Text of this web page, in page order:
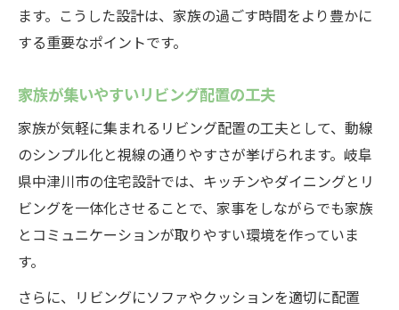
ます。こうした設計は、家族の過ごす時間をより豊かに
する重要なポイントです。
家族が集いやすいリビング配置の工夫
家族が気軽に集まれるリビング配置の工夫として、動線
のシンプル化と視線の通りやすさが挙げられます。岐阜
県中津川市の住宅設計では、キッチンやダイニングとリ
ビングを一体化させることで、家事をしながらでも家族
とコミュニケーションが取りやすい環境を作っていま
す。
さらに、リビングにソファやクッションを適切に配置